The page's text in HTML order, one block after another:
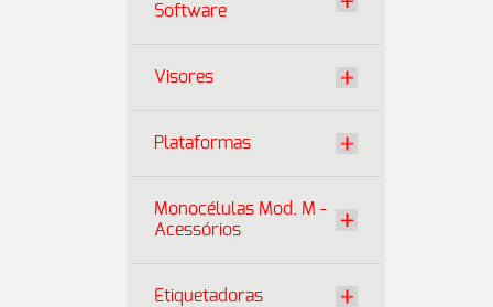
Software
Visores
Plataformas
Monocélulas Mod. M -
Acessórios
Etiquetadoras